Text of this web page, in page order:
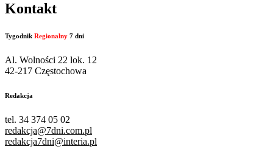
Kontakt
Tygodnik Regionalny 7 dni
Al. Wolności 22 lok. 12
42-217 Częstochowa
Redakcja
tel. 34 374 05 02
redakcja@7dni.com.pl
redakcja7dni@interia.pl